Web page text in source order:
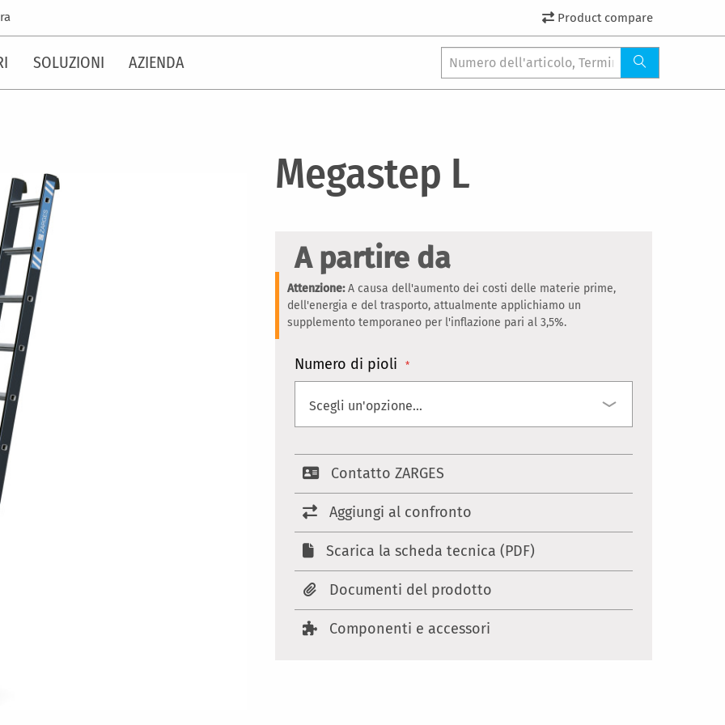
Product compare
SOLUZIONI AZIENDA
Megastep L
A partire da
Attenzione:A causa dell'aumento dei costi delle materie prime,
dell'energia e del trasporto, attualmente applichiamo un
supplemento temporaneo per l'inflazione pari al 3,5%.
Numero di pioli
Contatto ZARGES
Aggiungi al confronto
Scarica la scheda tecnica (PDF)
Documenti del prodotto
Componenti e accessori